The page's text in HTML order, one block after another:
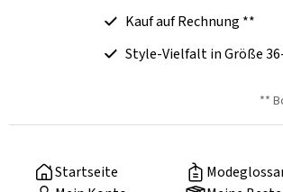
Kauf auf Rechnung **
Style-Vielfalt in Größe
**
Startseite